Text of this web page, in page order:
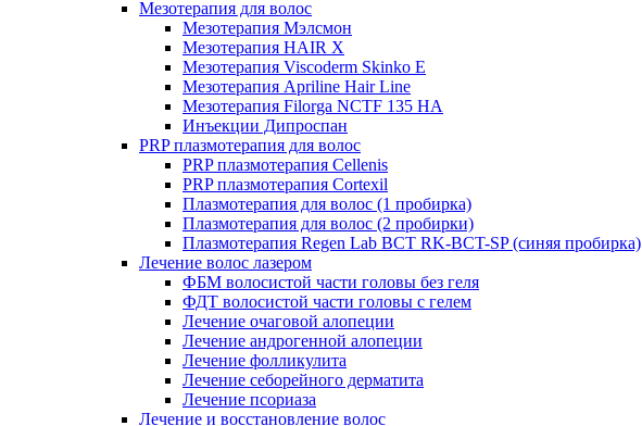
Мезотерапия для волос
Мезотерапия Мэлсмон
Мезотерапия HAIR X
Мезотерапия Viscoderm Skinko E
Мезотерапия Apriline Hair Line
Мезотерапия Filorga NCTF 135 HA
Инъекции Дипроспан
PRP плазмотерапия для волос
PRP плазмотерапия Cellenis
PRP плазмотерапия Cortexil
Плазмотерапия для волос (1 пробирка)
Плазмотерапия для волос (2 пробирки)
Плазмотерапия Regen Lab BCT RK-BCT-SP (синяя пробирка)
Лечение волос лазером
ФБМ волосистой части головы без геля
ФДТ волосистой части головы с гелем
Лечение очаговой алопеции
Лечение андрогенной алопеции
Лечение фолликулита
Лечение себорейного дерматита
Лечение псориаза
Лечение и восстановление волос